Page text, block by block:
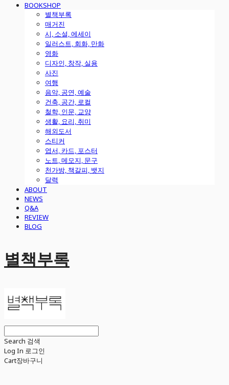
BOOKSHOP
별책부록
매거진
시, 소설, 에세이
일러스트, 회화, 만화
영화
디자인, 창작, 실용
사진
여행
음악, 공연, 예술
건축, 공간, 로컬
철학, 인문, 교양
생활, 요리, 취미
해외도서
스티커
엽서, 카드, 포스터
노트, 메모지, 문구
천가방, 책갈피, 뱃지
달력
ABOUT
NEWS
Q&A
REVIEW
BLOG
별책부록
Search 검색
Log In 로그인
Cart장바구니